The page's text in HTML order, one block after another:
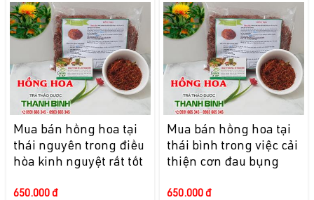
Mua bán hồng hoa tại
thái nguyên trong điều
hòa kinh nguyệt rất tốt
650.000 đ
Mua bán hồng hoa tại
thái bình trong việc cải
thiện cơn đau bụng
650.000 đ